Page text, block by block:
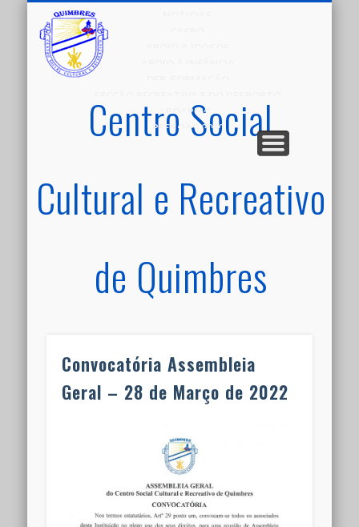
Centro Social
Cultural e Recreativo
de Quimbres
POAPMC
PESSOAS 2030
Convocatória Assembleia
Geral – 28 de Março de 2022